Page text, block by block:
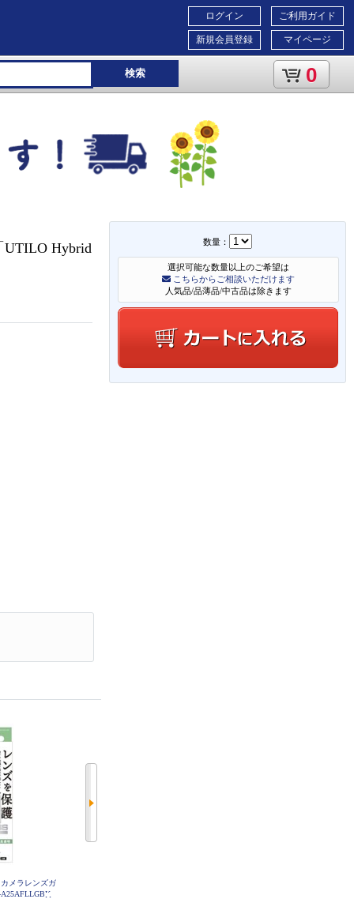
ご利用ガイド
マイページ
ログイン
新規会員登録
検索 0
数量：
選択可能な数量以上のご希望は
こちらからご相談いただけます
人気品/品薄品/中古品は除きます
UTILO Hybrid
カメラレンズガ